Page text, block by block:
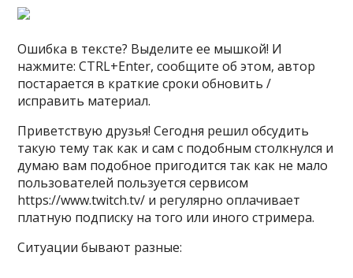
Ошибка в тексте? Выделите ее мышкой! И
нажмите: CTRL+Enter, сообщите об этом, автор
постарается в краткие сроки обновить /
исправить материал.
Приветствую друзья! Сегодня решил обсудить
такую тему так как и сам с подобным столкнулся и
думаю вам подобное пригодится так как не мало
пользователей пользуется сервисом
https://www.twitch.tv/ и регулярно оплачивает
платную подписку на того или иного стримера.
Ситуации бывают разные: